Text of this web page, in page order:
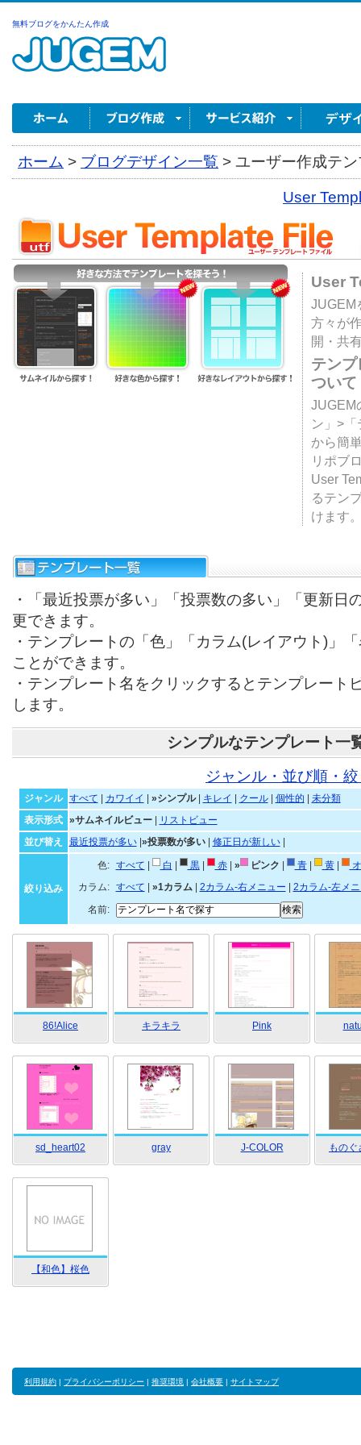
無料ブログをかんたん作成
ホーム > ブログデザイン一覧 > ユーザー作成テ
User
User
JUGEM
方々が
開・共
テン
ついて
JUGEM
ン」>
から簡
リポブ
User
るテン
けます
・「最近投票が多い」「投票数の多い」「更新日
更できます。
・テンプレートの「色」「カラム(レイアウト)」
ことができます。
・テンプレート名をクリックするとテンプレート
します。
シンプルなテンプレート一
ジャンル・並び順・
ジャンル すべて カワイイ »シンプル| キレイ クール| 個性的
未分類
表示形式
»サムネイルビュー|
リストビュー
並び替え
最近投票が多い| »投票数が多い| 修正日が新しい|
絞り込み
色: すべて 白 黒| 赤| » ピンク 青| 黄|
カラム:
すべて »1カラム| 2カラム-右メニュー
2カラム-左メ
名前:
86!Alice キラキラ Pink
sd_heart02 gray J-COLOR ものぐ
【和色】桜色
利用規約 | プライバシーポリシー | 推奨環境 | 会社概要 | サイトマップ